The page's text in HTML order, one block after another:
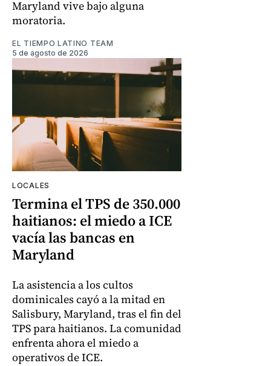
Maryland vive bajo alguna
moratoria.
EL TIEMPO LATINO TEAM
5 de agosto de 2026
LOCALES
Termina el TPS de 350.000
haitianos: el miedo a ICE
vacía las bancas en
Maryland
La asistencia a los cultos
dominicales cayó a la mitad en
Salisbury, Maryland, tras el fin del
TPS para haitianos. La comunidad
enfrenta ahora el miedo a
operativos de ICE.